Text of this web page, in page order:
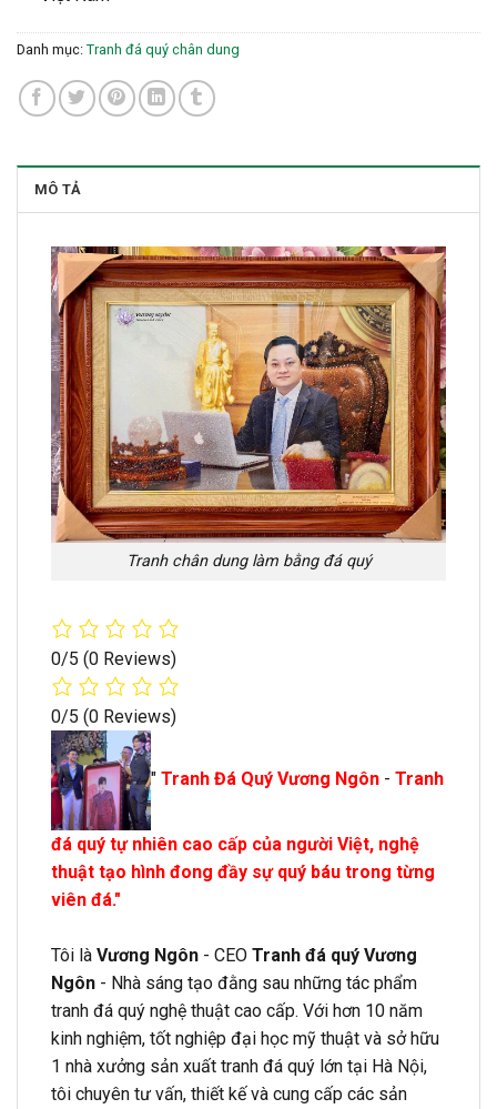
Danh mục: Tranh đá quý chân dung
MÔ TẢ
Tranh chân dung làm bằng đá quý
0/5 (0 Reviews)
0/5 (0 Reviews)
" Tranh Đá Quý Vương Ngôn - Tranh
đá quý tự nhiên cao cấp của người Việt, nghệ
thuật tạo hình đong đầy sự quý báu trong từng
viên đá."
Tôi là Vương Ngôn - CEO Tranh đá quý Vương
Ngôn - Nhà sáng tạo đằng sau những tác phẩm
tranh đá quý nghệ thuật cao cấp. Với hơn 10 năm
kinh nghiệm, tốt nghiệp đại học mỹ thuật và sở hữu
1 nhà xưởng sản xuất tranh đá quý lớn tại Hà Nội,
tôi chuyên tư vấn, thiết kế và cung cấp các sản